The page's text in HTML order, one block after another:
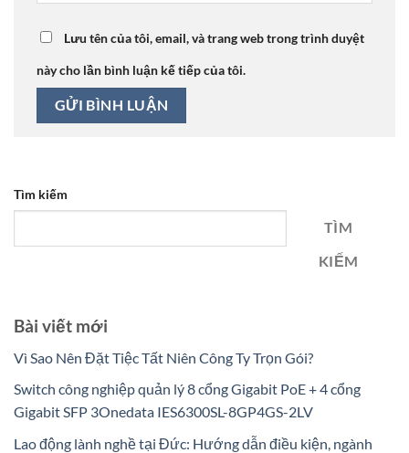
Lưu tên của tôi, email, và trang web trong trình duyệt
này cho lần bình luận kế tiếp của tôi.
Tìm kiếm
TÌM
KIẾM
Bài viết mới
Vì Sao Nên Đặt Tiệc Tất Niên Công Ty Trọn Gói?
Switch công nghiệp quản lý 8 cổng Gigabit PoE + 4 cổng
Gigabit SFP 3Onedata IES6300SL-8GP4GS-2LV
Lao động lành nghề tại Đức: Hướng dẫn điều kiện, ngành